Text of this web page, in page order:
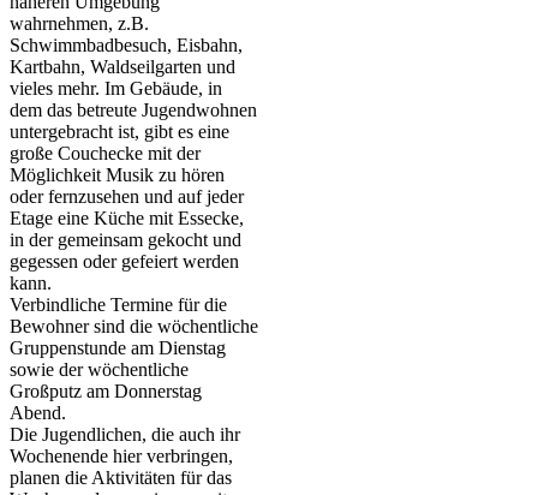
wahrnehmen, z.B.
Schwimmbadbesuch, Eisbahn,
Kartbahn, Waldseilgarten und
vieles mehr. Im Gebäude, in
dem das betreute Jugendwohnen
untergebracht ist, gibt es eine
große Couchecke mit der
Möglichkeit Musik zu hören
oder fernzusehen und auf jeder
Etage eine Küche mit Essecke,
in der gemeinsam gekocht und
gegessen oder gefeiert werden
kann.
Verbindliche Termine für die
Bewohner sind die wöchentliche
Gruppenstunde am Dienstag
sowie der wöchentliche
Großputz am Donnerstag
Abend.
Die Jugendlichen, die auch ihr
Wochenende hier verbringen,
planen die Aktivitäten für das